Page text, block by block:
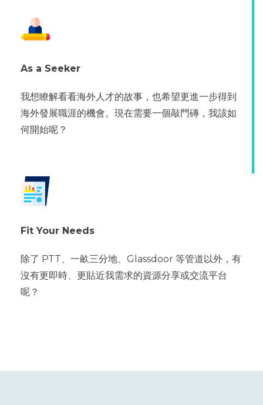
As a Seeker
我想瞭解看看海外人才的故事，也希望更進一步得到
海外發展職涯的機會。現在需要一個敲門磚，我該如
何開始呢？
Fit Your Needs
除了 PTT、一畝三分地、Glassdoor 等管道以外，有
沒有更即時、更貼近我需求的資源分享或交流平台
呢？